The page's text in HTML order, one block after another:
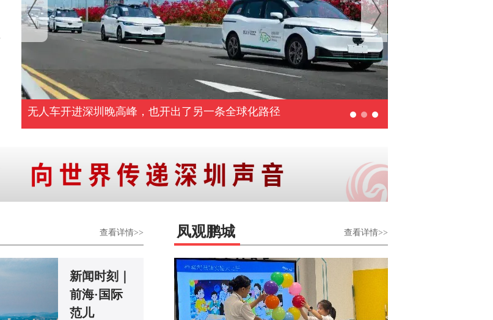
历时半个月，编舞戏法国际舞蹈周在光明圆满收官
查看详情>>
南头古城逛
街指南 | 在
南头古城，
凤观鹏城 查看详情>>